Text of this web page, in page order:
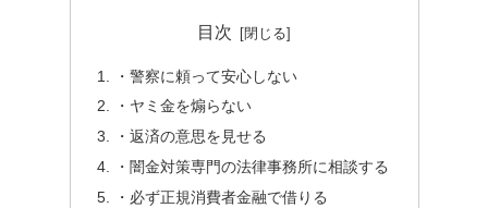
目次
・警察に頼って安心しない
・ヤミ金を煽らない
・返済の意思を見せる
・闇金対策専門の法律事務所に相談する
・必ず正規消費者金融で借りる